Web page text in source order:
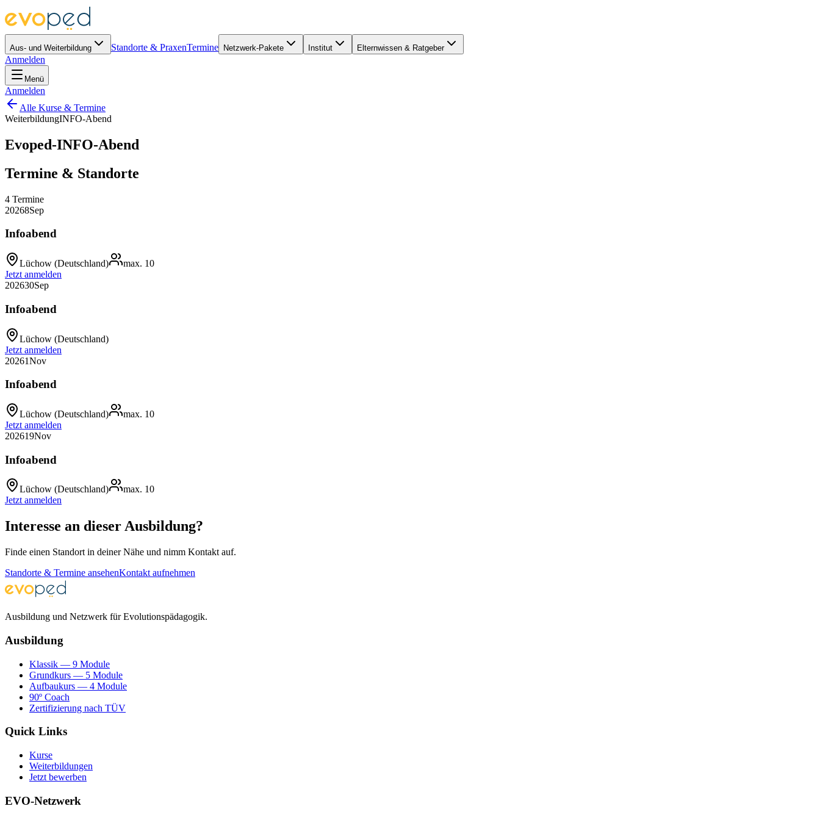
Aus- und Weiterbildung Standorte & PraxenTermine Netzwerk-Pakete Institut Elternwissen & Ratgeber
Anmelden
Menü
Anmelden
Alle Kurse & Termine
WeiterbildungINFO-Abend
Evoped-INFO-Abend
Termine & Standorte
4 Termine
20268Sep
Infoabend
Lüchow (Deutschland) max. 10
Jetzt anmelden
202630Sep
Infoabend
Lüchow (Deutschland)
Jetzt anmelden
20261Nov
Infoabend
Lüchow (Deutschland) max. 10
Jetzt anmelden
202619Nov
Infoabend
Lüchow (Deutschland) max. 10
Jetzt anmelden
Interesse an dieser Ausbildung?
Finde einen Standort in deiner Nähe und nimm Kontakt auf.
Standorte & Termine ansehenKontakt aufnehmen
Ausbildung und Netzwerk für Evolutionspädagogik.
Ausbildung
Klassik — 9 Module
Grundkurs — 5 Module
Aufbaukurs — 4 Module
90º Coach
Zertifizierung nach TÜV
Quick Links
Kurse
Weiterbildungen
Jetzt bewerben
EVO-Netzwerk